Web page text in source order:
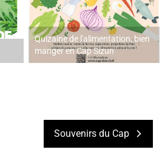
Quizaine de l'alimentation, bien
manger en Cap Sizun
Souvenirs du Cap